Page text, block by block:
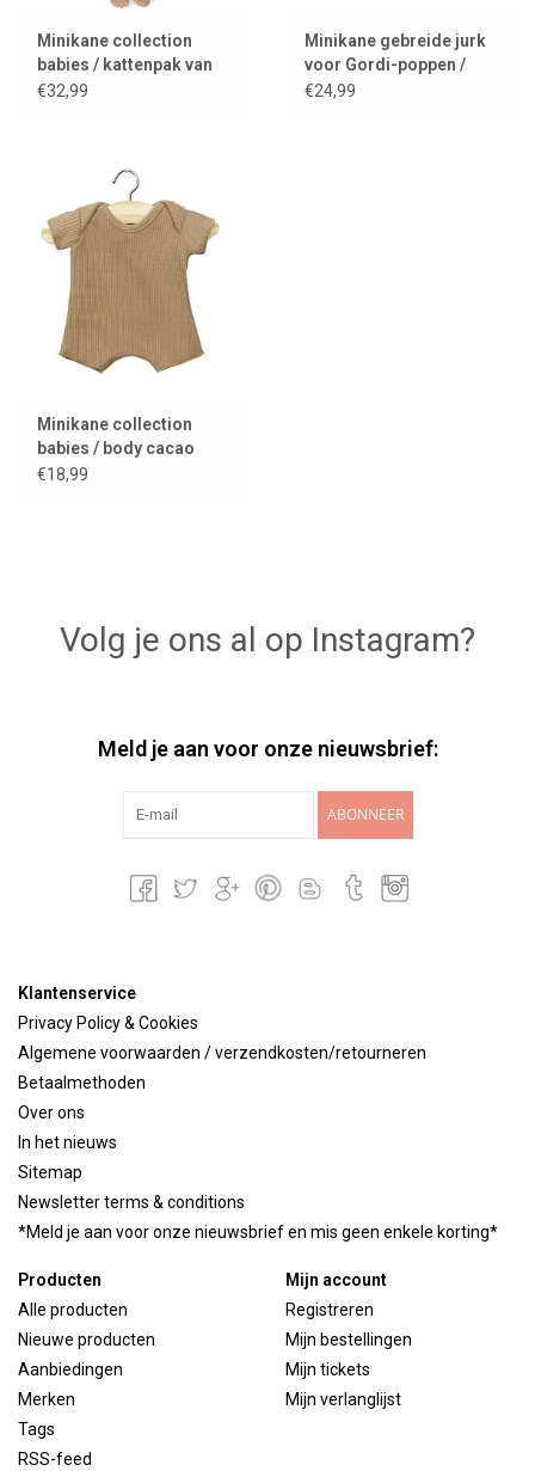
Minikane collection
babies / kattenpak van
imitatiebont
€32,99
Minikane gebreide jurk
voor Gordi-poppen /
Robe Lena met hartje
€24,99
Minikane collection
babies / body cacao
€18,99
Volg je ons al op Instagram?
Meld je aan voor onze nieuwsbrief:
ABONNEER
Klantenservice
Privacy Policy & Cookies
Algemene voorwaarden / verzendkosten/retourneren
Betaalmethoden
Over ons
In het nieuws
Sitemap
Newsletter terms & conditions
*Meld je aan voor onze nieuwsbrief en mis geen enkele korting*
Producten
Alle producten
Nieuwe producten
Aanbiedingen
Merken
Tags
RSS-feed
Mijn account
Registreren
Mijn bestellingen
Mijn tickets
Mijn verlanglijst